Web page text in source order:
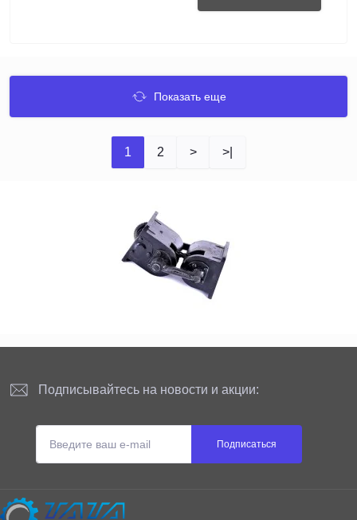
Показать еще
1 2 > >|
Подписывайтесь на новости и акции:
Подписаться